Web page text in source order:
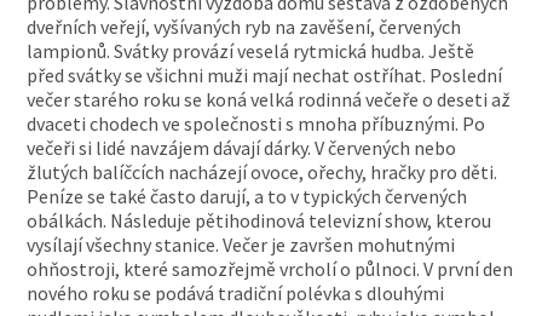
dveřních veřejí, vyšívaných ryb na zavěšení, červených
lampionů. Svátky provází veselá rytmická hudba. Ještě
před svátky se všichni muži mají nechat ostříhat. Poslední
večer starého roku se koná velká rodinná večeře o deseti až
dvaceti chodech ve společnosti s mnoha příbuznými. Po
večeři si lidé navzájem dávají dárky. V červených nebo
žlutých balíčcích nacházejí ovoce, ořechy, hračky pro děti.
Peníze se také často darují, a to v typických červených
obálkách. Následuje pětihodinová televizní show, kterou
vysílají všechny stanice. Večer je završen mohutnými
ohňostroji, které samozřejmě vrcholí o půlnoci. V první den
nového roku se podává tradiční polévka s dlouhými